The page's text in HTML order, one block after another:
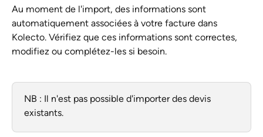
Au moment de l'import, des informations sont
automatiquement associées à votre facture dans
Kolecto. Vérifiez que ces informations sont correctes,
modifiez ou complétez-les si besoin.
NB : Il n'est pas possible d'importer des devis
existants.